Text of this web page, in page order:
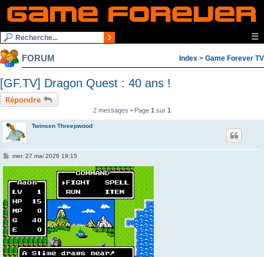
☰
FORUM Index > Game Forever TV
[GF.TV] Dragon Quest : 40 ans !
Répondre
2 messages • Page 1 sur 1
Twinsen Threepwood
M
s
s
a
g
e
mer. 27 mai 2026 19:15